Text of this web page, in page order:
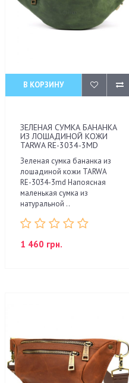
В КОРЗИНУ
ЗЕЛЕНАЯ СУМКА БАНАНКА
ИЗ ЛОШАДИНОЙ КОЖИ
TARWA RE-3034-3MD
Зеленая сумка бананка из
лошадиной кожи TARWA
RE-3034-3md Напоясная
маленькая сумка из
натуральной ..
1 460 грн.